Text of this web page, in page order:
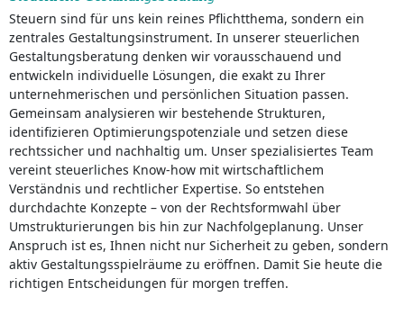
Steuern sind für uns kein reines Pflichtthema, sondern ein
zentrales Gestaltungsinstrument. In unserer steuerlichen
Gestaltungsberatung denken wir vorausschauend und
entwickeln individuelle Lösungen, die exakt zu Ihrer
unternehmerischen und persönlichen Situation passen.
Gemeinsam analysieren wir bestehende Strukturen,
identifizieren Optimierungspotenziale und setzen diese
rechtssicher und nachhaltig um. Unser spezialisiertes Team
vereint steuerliches Know-how mit wirtschaftlichem
Verständnis und rechtlicher Expertise. So entstehen
durchdachte Konzepte – von der Rechtsformwahl über
Umstrukturierungen bis hin zur Nachfolgeplanung. Unser
Anspruch ist es, Ihnen nicht nur Sicherheit zu geben, sondern
aktiv Gestaltungsspielräume zu eröffnen. Damit Sie heute die
richtigen Entscheidungen für morgen treffen.